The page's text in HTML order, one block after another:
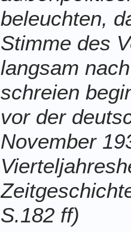
beleuchten,
Stimme des
langsam
schreien
vor der
November
S.182 ff)